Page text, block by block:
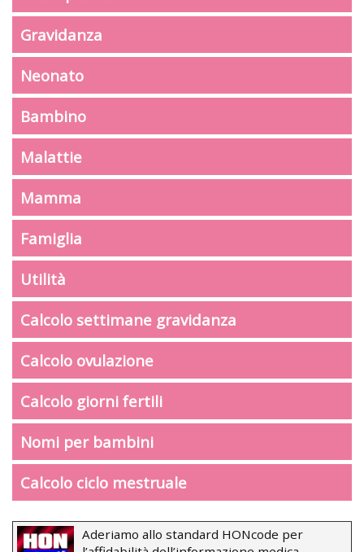
Gravidanza
Neonato
Bambino
Malattie
Mamma
Famiglia
Utilità
Calcolo settimane gravidanza
Calcolo ovulazione
Calcolo giorni fertili
Nomi per bambini
Calcolo ciclo mestruale
Aderiamo allo standard HONcode per